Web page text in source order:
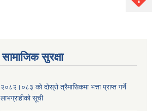
सामाजिक सुरक्षा
२०८२।०८३ को दोस्रो त्रैमासिकमा भत्ता प्राप्‍त गर्ने
लाभग्राहीको सूची